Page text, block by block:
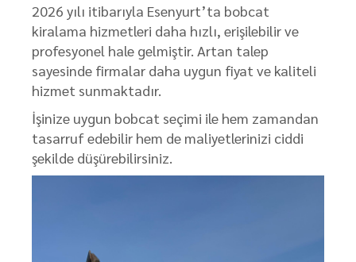
2026 yılı itibarıyla Esenyurt’ta bobcat
kiralama hizmetleri daha hızlı, erişilebilir ve
profesyonel hale gelmiştir. Artan talep
sayesinde firmalar daha uygun fiyat ve kaliteli
hizmet sunmaktadır.
İşinize uygun bobcat seçimi ile hem zamandan
tasarruf edebilir hem de maliyetlerinizi ciddi
şekilde düşürebilirsiniz.